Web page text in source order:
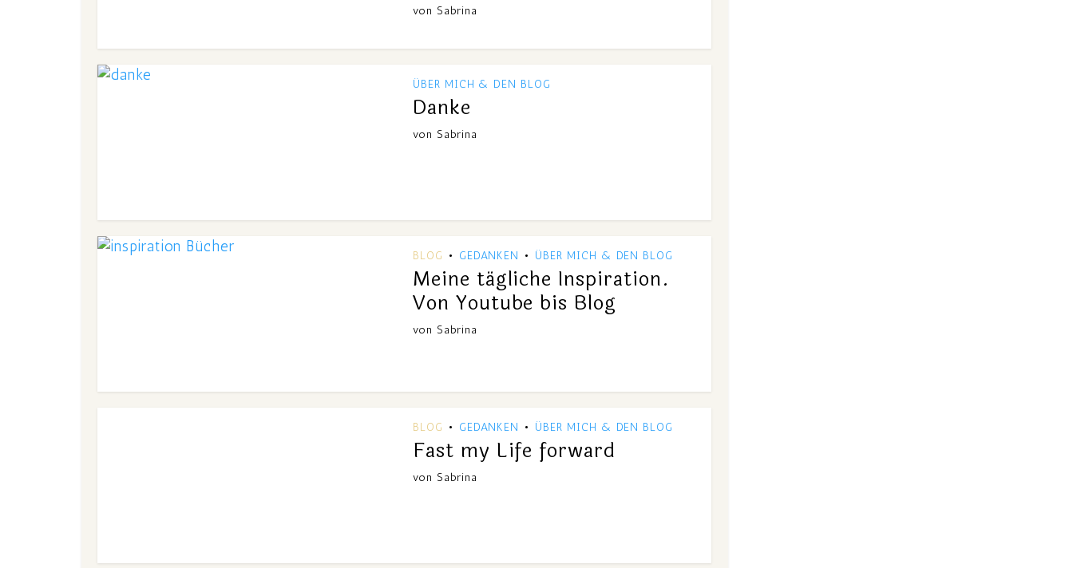
von Sabrina
ÜBER MICH & DEN BLOG
Danke
von Sabrina
BLOG • GEDANKEN • ÜBER MICH & DEN BLOG
Meine tägliche Inspiration.
Von Youtube bis Blog
von Sabrina
BLOG • GEDANKEN • ÜBER MICH & DEN BLOG
Fast my Life forward
von Sabrina